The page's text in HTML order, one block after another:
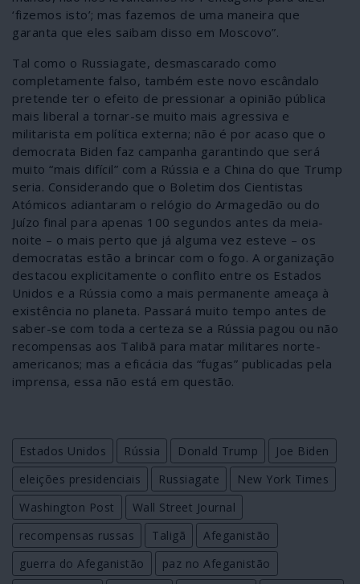
‘fizemos isto’; mas fazemos de uma maneira que
garanta que eles saibam disso em Moscovo”.
Tal como o Russiagate, desmascarado como
completamente falso, também este novo escândalo
pretende ter o efeito de pressionar a opinião pública
mais liberal a tornar-se muito mais agressiva e
militarista em política externa; não é por acaso que o
democrata Biden faz campanha garantindo que será
muito “mais difícil” com a Rússia e a China do que Trump
seria. Considerando que o Boletim dos Cientistas
Atómicos adiantaram o relógio do Armagedão ou do
Juízo final para apenas 100 segundos antes da meia-
noite – o mais perto que já alguma vez esteve – os
democratas estão a brincar com o fogo. A organização
destacou explicitamente o conflito entre os Estados
Unidos e a Rússia como a mais permanente ameaça à
existência no planeta. Passará muito tempo antes de
saber-se com toda a certeza se a Rússia pagou ou não
recompensas aos Talibã para matar militares norte-
americanos; mas a eficácia das “fugas” publicadas pela
imprensa, essa não está em questão.
Estados Unidos Rússia Donald Trump
Joe Biden
eleições presidenciais
Russiagate
New York Times
Washington Post
Wall Street Journal
recompensas russas
Taligã
Afeganistão
guerra do Afeganistão
paz no Afeganistão